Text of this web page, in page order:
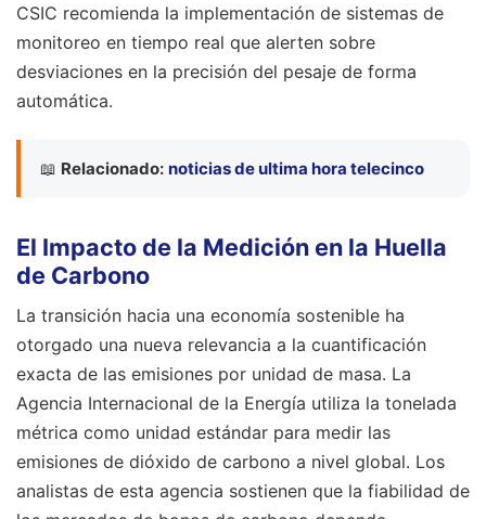
CSIC recomienda la implementación de sistemas de
monitoreo en tiempo real que alerten sobre
desviaciones en la precisión del pesaje de forma
automática.
📖 Relacionado: noticias de ultima hora telecinco
El Impacto de la Medición en la Huella
de Carbono
La transición hacia una economía sostenible ha
otorgado una nueva relevancia a la cuantificación
exacta de las emisiones por unidad de masa. La
Agencia Internacional de la Energía utiliza la tonelada
métrica como unidad estándar para medir las
emisiones de dióxido de carbono a nivel global. Los
analistas de esta agencia sostienen que la fiabilidad de